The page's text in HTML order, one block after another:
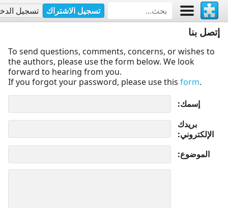
تسجيل الاشتراك تسجيل
إتصل بنا
To send questions, comments, concerns, or wishes to
the authors, please use the form below. We look
forward to hearing from you.
If you forgot your password, please use this form.
إسمك
بريدك
الإلكتروني
الموضوع